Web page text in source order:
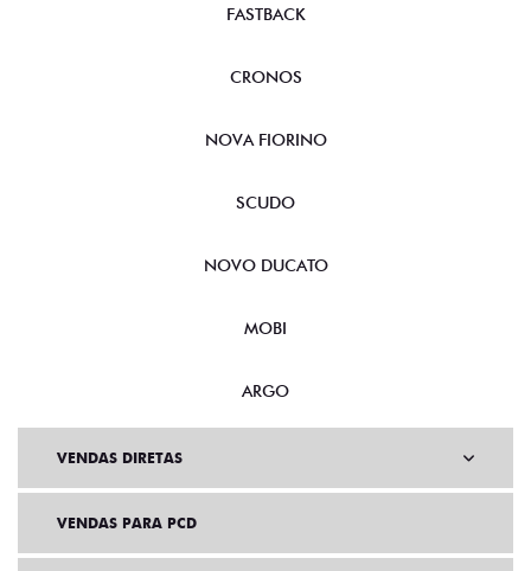
FASTBACK
CRONOS
NOVA FIORINO
SCUDO
NOVO DUCATO
MOBI
ARGO
VENDAS DIRETAS
VENDAS PARA PCD